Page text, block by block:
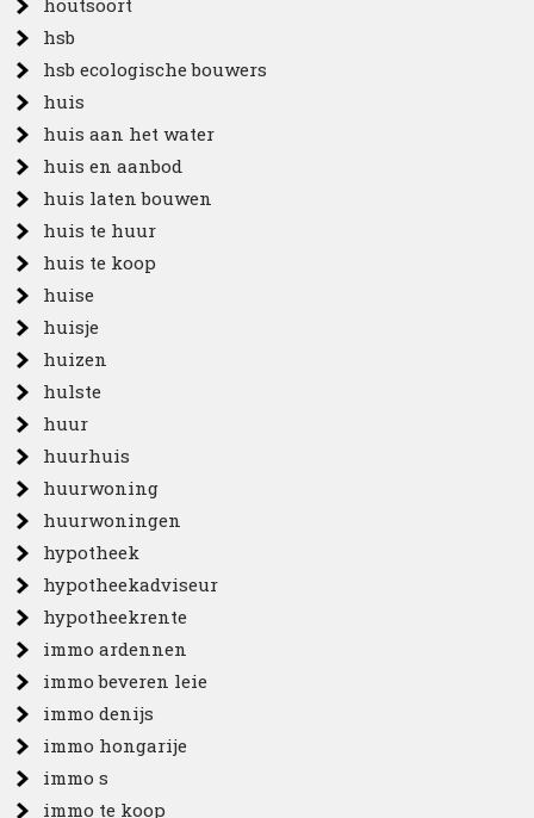
houtsoort
hsb
hsb ecologische bouwers
huis
huis aan het water
huis en aanbod
huis laten bouwen
huis te huur
huis te koop
huise
huisje
huizen
hulste
huur
huurhuis
huurwoning
huurwoningen
hypotheek
hypotheekadviseur
hypotheekrente
immo ardennen
immo beveren leie
immo denijs
immo hongarije
immo s
immo te koop